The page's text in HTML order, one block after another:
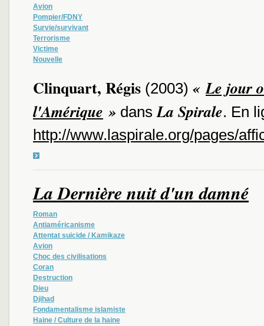
Avion
Pompier/FDNY
Survie/survivant
Terrorisme
Victime
Nouvelle
Clinquart, Régis (2003) «Le jour
l'Amérique » dansLa Spirale. En
http://www.laspirale.org/pages/
La Dernière nuit d'un damné
Roman
Antiaméricanisme
Attentat suicide / Kamikaze
Avion
Choc des civilisations
Coran
Destruction
Dieu
Djihad
Fondamentalisme islamiste
Haine / Culture de la haine